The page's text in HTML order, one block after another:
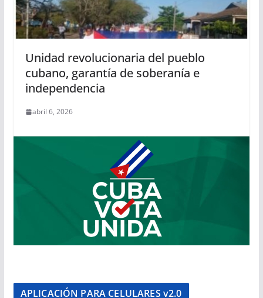
Unidad revolucionaria del pueblo
cubano, garantía de soberanía e
independencia
abril 6, 2026
APLICACIÓN PARA CELULARES v2.0